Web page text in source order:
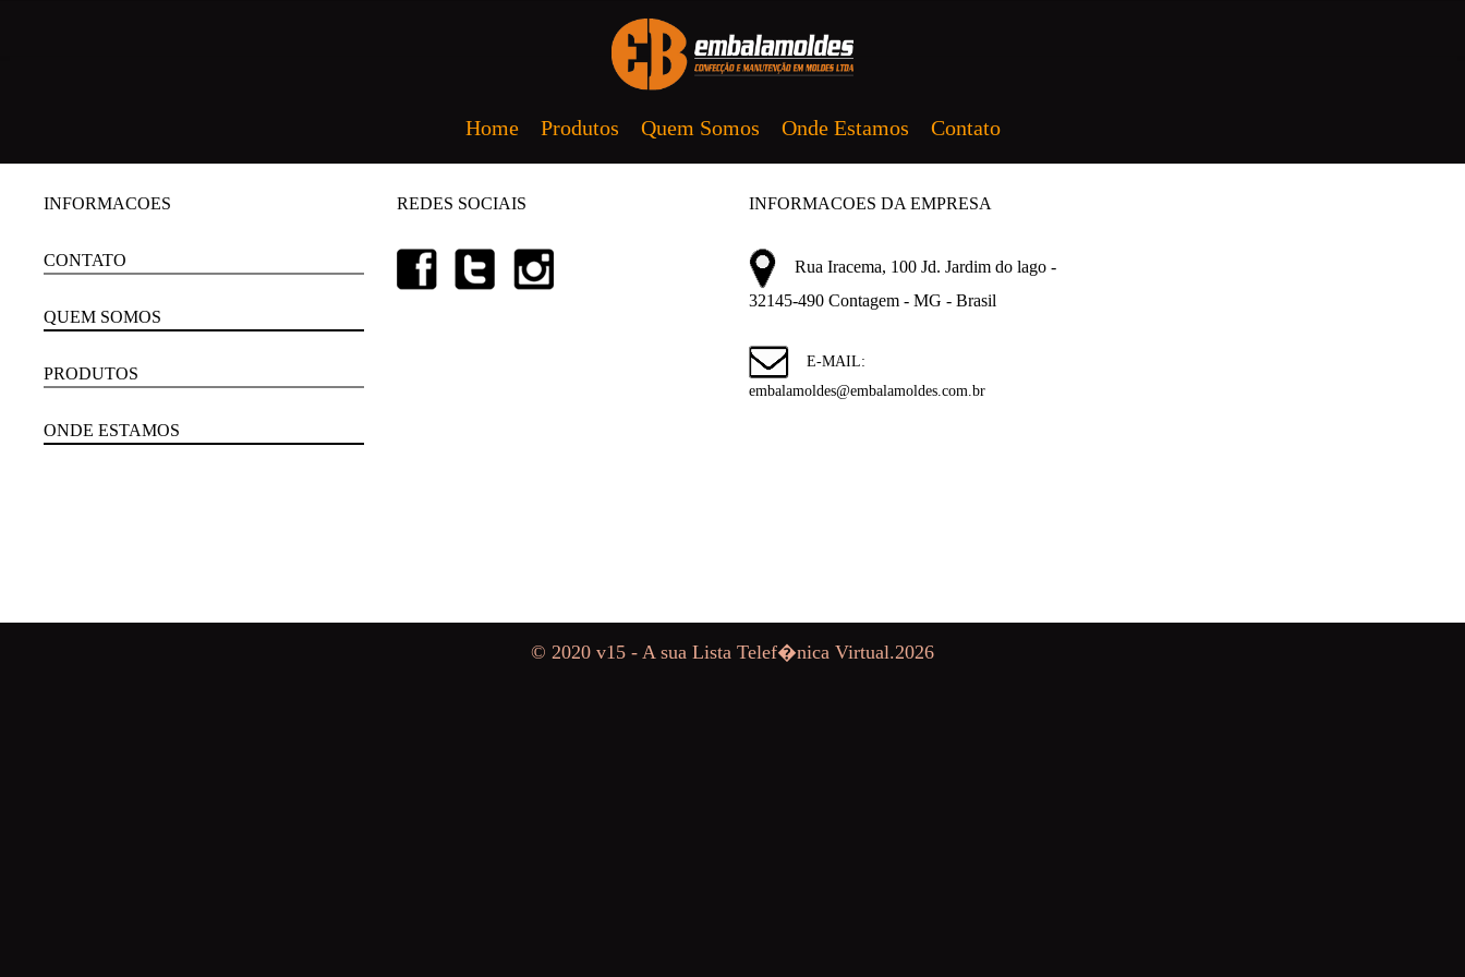
Home Produtos Quem Somos Onde Estamos Contato
INFORMACOES
CONTATO
QUEM SOMOS
PRODUTOS
ONDE ESTAMOS
REDES SOCIAIS INFORMACOES DA EMPRESA
Rua Iracema, 100 Jd. Jardim do lago -
32145-490 Contagem - MG - Brasil
E-MAIL:
embalamoldes@embalamoldes.com.br
© 2020 v15 - A sua Lista Telef�nica Virtual.2026